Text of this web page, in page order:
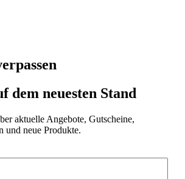
dem neuesten Stand
aktuelle Angebote, Gutscheine,
und neue Produkte.